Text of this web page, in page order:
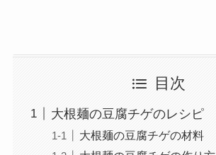
目次
大根麺の豆腐チゲのレシピ
大根麺の豆腐チゲの材料